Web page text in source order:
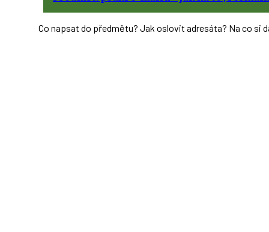
Co napsat do předmětu? Jak oslovit adresáta? Na co si